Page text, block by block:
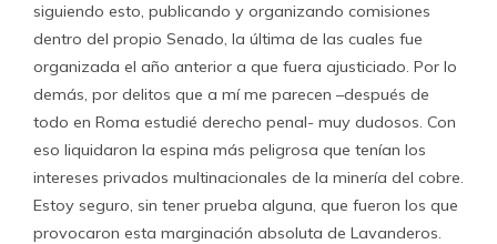
siguiendo esto, publicando y organizando comisiones
dentro del propio Senado, la última de las cuales fue
organizada el año anterior a que fuera ajusticiado. Por lo
demás, por delitos que a mí me parecen –después de
todo en Roma estudié derecho penal- muy dudosos. Con
eso liquidaron la espina más peligrosa que tenían los
intereses privados multinacionales de la minería del cobre.
Estoy seguro, sin tener prueba alguna, que fueron los que
provocaron esta marginación absoluta de Lavanderos.